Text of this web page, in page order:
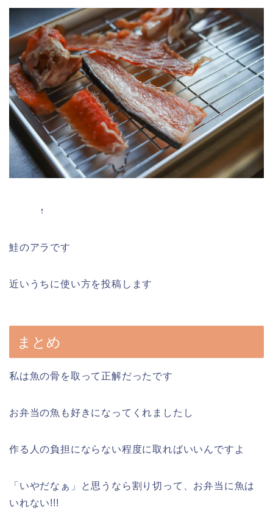
↑
鮭のアラです
近いうちに使い方を投稿します
まとめ
私は魚の骨を取って正解だったです
お弁当の魚も好きになってくれましたし
作る人の負担にならない程度に取ればいいんですよ
「いやだなぁ」と思うなら割り切って、お弁当に魚は
いれない!!!